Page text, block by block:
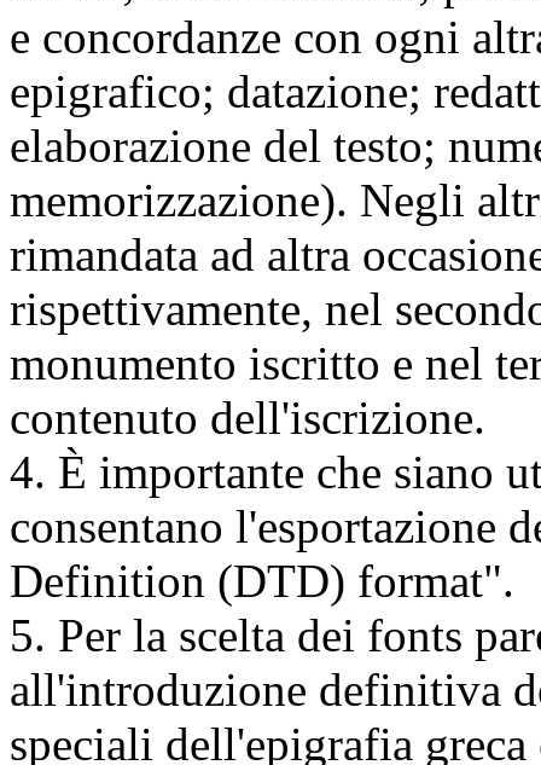
e concordanze con ogni
epigrafico; datazione;
elaborazione del testo;
memorizzazione). Negli
rimandata ad altra
rispettivamente, nel
monumento iscritto e nel
contenuto dell'iscrizione.
4. È importante che siano
consentano l'esportazione
Definition (DTD) format".
5. Per la scelta dei fonts
all'introduzione definitiva
speciali dell'epigrafia